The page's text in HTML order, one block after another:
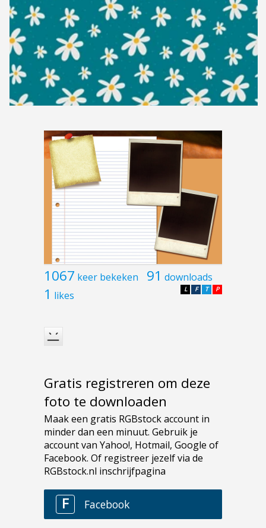
1067 keer bekeken 91 downloads
1 likes P
T
F
L
Gratis registreren om deze
foto te downloaden